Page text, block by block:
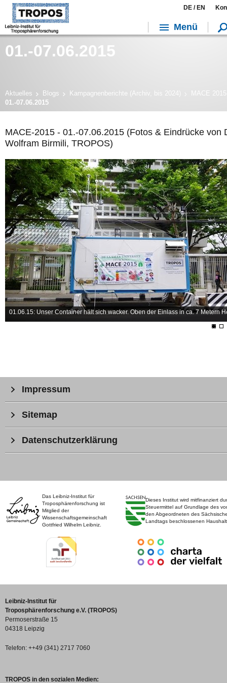
01.-07.06.2015
Aktuelles Blogs Kampagnenberichte (Archiv, bis 2024)
MACE 2015
01.-07.06.2015
MACE-2015 - 01.-07.06.2015 (Fotos & Eindrücke von
Wolfram Birmili, TROPOS)
01.06.15: Unser Container hält sich wacker. Oben der Einlass in ca. 7 Metern
Das Leibniz-Institut für
Troposphärenforschung ist
Mitglied der
Wissenschaftsgemeinschaft
Gottfried Wilhelm Leibniz.
Dieses Institut wird mitfinanziert
Steuermittel auf Grundlage des
den Abgeordneten des
Landtags beschlossenen
Impressum
Sitemap
Datenschutzerklärung
Leibniz-Institut für
Troposphärenforschung e.V. (TROPOS)
Permoserstraße 15
04318 Leipzig
Telefon: ++49 (341) 2717 7060
TROPOS in den sozialen Medien:
DE /EN
Menü